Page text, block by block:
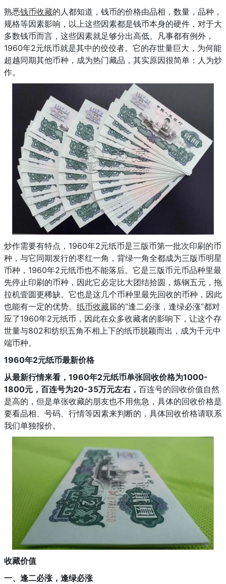
熟悉钱币收藏的人都知道，钱币的价格由品相，数量，品种，
规格等因素影响，以上这些因素都是钱币本身的硬件，对于大
多数钱币而言，这些因素就足够分出高低。凡事都有例外，
1960年2元纸币就是其中的佼佼者。它的存世量巨大，为何能
超越同期其他币种，成为热门藏品，其实原因很简单：人为炒
作。
炒作需要有特点，1960年2元纸币是三版币第一批次印刷的币
种，与它同期发行的枣红一角，背绿一角全都成为三版币明星
币种，1960年2元纸币也不能落后。它是三版币元币品种里最
先停止印刷的币种，因此它必定比大团结拾圆，炼钢五元，拖
拉机壹圆更稀缺。它也是这几个币种里最先回收的币种，因此
也能有一定的优势。 纸币收藏届的“逢二必涨，逢绿必涨”都对
应了1960年2元纸币，因此在众多收藏者的影响下，让这个存
世量与802和纺织五角不相上下的纸币脱颖而出，成为千元中
端币种。
1960年2元纸币最新价格
从最新行情来看，1960年2元纸币单张回收价格为1000-
1800元，百连号为20-35万元左右， 百连号的回收价值自然
是高的，但是单张收藏的朋友也不用焦急，具体的回收价格是
要看品相、号码、行情等因素来判断的，具体回收价格请联系
我们单独报价。
收藏价值
一、逢二必涨，逢绿必涨